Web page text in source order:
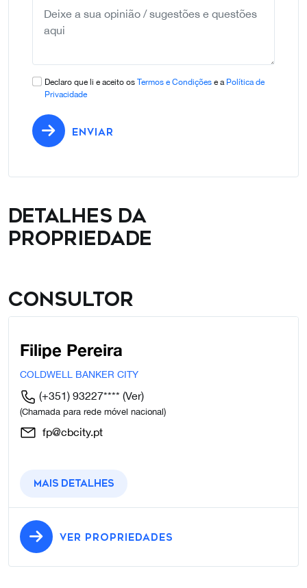
Declaro que li e aceito os Termos e Condições e a Política de
Privacidade
ENVIAR
Detalhes da
propriedade
Consultor
Filipe Pereira
COLDWELL BANKER CITY
(+351) 93227**** (Ver)
(Chamada para rede móvel nacional)
fp@cbcity.pt
Mais detalhes
VER PROPRIEDADES